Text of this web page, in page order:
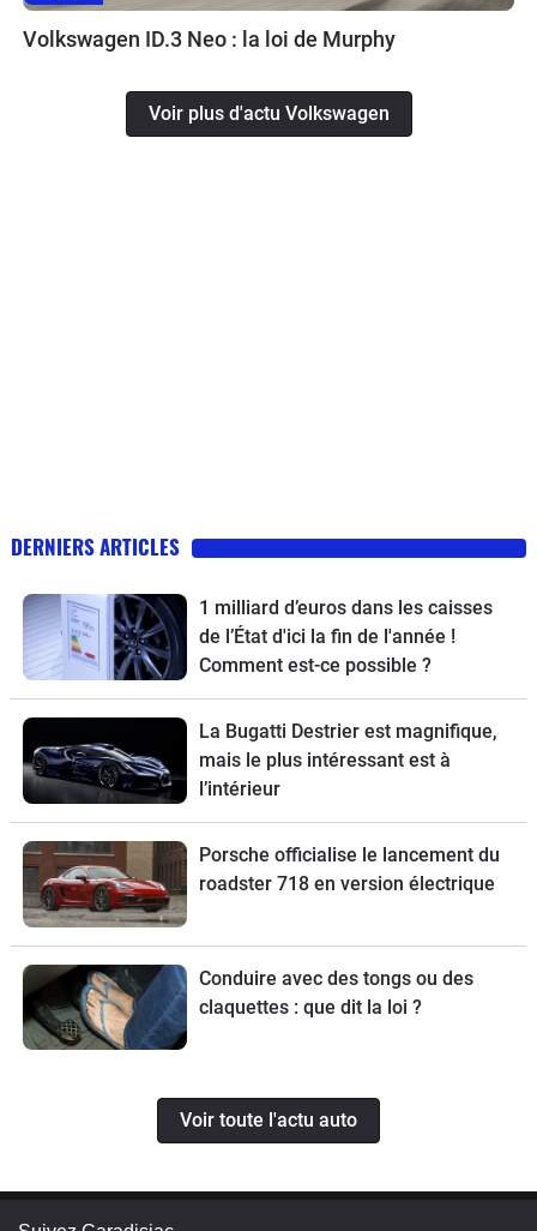
Volkswagen ID.3 Neo : la loi de Murphy
Voir plus d'actu Volkswagen
DERNIERS ARTICLES
1 milliard d’euros dans les caisses
de l’État d'ici la fin de l'année !
Comment est-ce possible ?
La Bugatti Destrier est magnifique,
mais le plus intéressant est à
l’intérieur
Porsche officialise le lancement du
roadster 718 en version électrique
Conduire avec des tongs ou des
claquettes : que dit la loi ?
Voir toute l'actu auto